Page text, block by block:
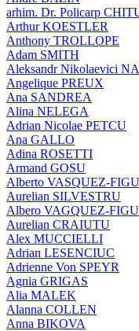
arhim. Dr. Policarp
Arthur KOESTLER
Anthony TROLLOPE
Adam SMITH
Aleksandr Nikolaevici
Angelique PREUX
Ana SANDREA
Alina NELEGA
Adrian Nicolae PETCU
Ana GALLO
Adina ROSETTI
Armand GOSU
Alberto VASQUEZ-
Aurelian SILVESTRU
Albero VAGQUEZ-
Aurelian CRAIUTU
Alex MUCCIELLI
Adrian LESENCIUC
Adrienne Von SPEYR
Agnia GRIGAS
Alia MALEK
Alanna COLLEN
Anna BIKOVA